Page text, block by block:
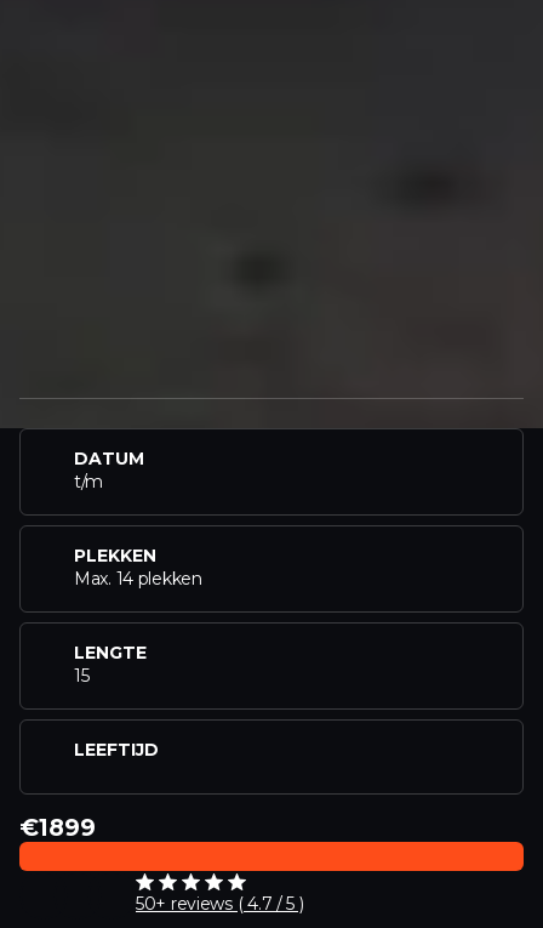
DATUM
t/m
PLEKKEN
Max. 14 plekken
LENGTE
15
LEEFTIJD
€1899
50+ reviews ( 4.7 / 5 )